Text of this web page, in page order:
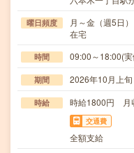
曜日頻度
月～金（週5日
在宅
時間 09:00～18:00(
期間 2026年10月上
時給 時給1800円 月
交通費
全額支給